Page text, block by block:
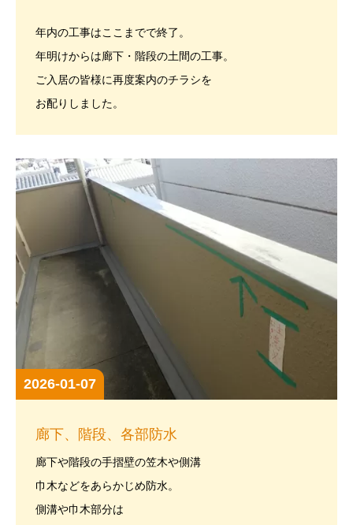
年内の工事はここまでで終了。
年明けからは廊下・階段の土間の工事。
ご入居の皆様に再度案内のチラシを
お配りしました。
2026-01-07
廊下、階段、各部防水
廊下や階段の手摺壁の笠木や側溝
巾木などをあらかじめ防水。
側溝や巾木部分は